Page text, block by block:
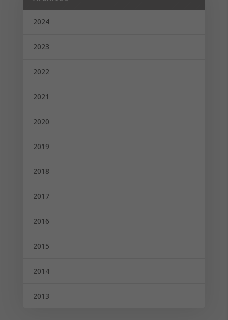
2024
2023
2022
2021
2020
2019
2018
2017
2016
2015
2014
2013